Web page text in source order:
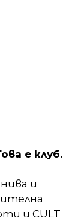
от
е клуб.
и
и CULT